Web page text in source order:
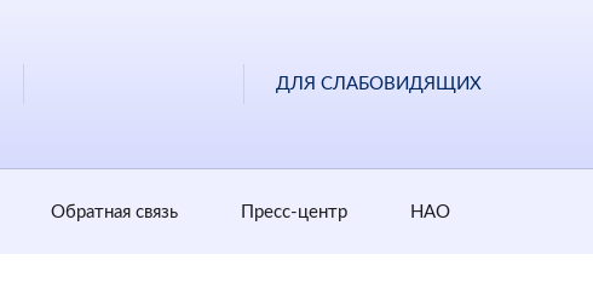
ДЛЯ СЛАБОВИДЯЩИХ
Обратная cвязь Пресс-центр НАО